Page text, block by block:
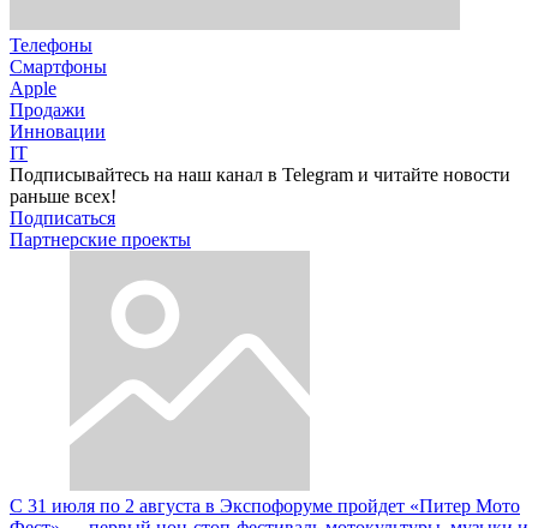
Телефоны
Смартфоны
Apple
Продажи
Инновации
IT
Подписывайтесь на наш канал в Telegram и читайте новости
раньше всех!
Подписаться
Партнерские проекты
С 31 июля по 2 августа в Экспофоруме пройдет «Питер Мото